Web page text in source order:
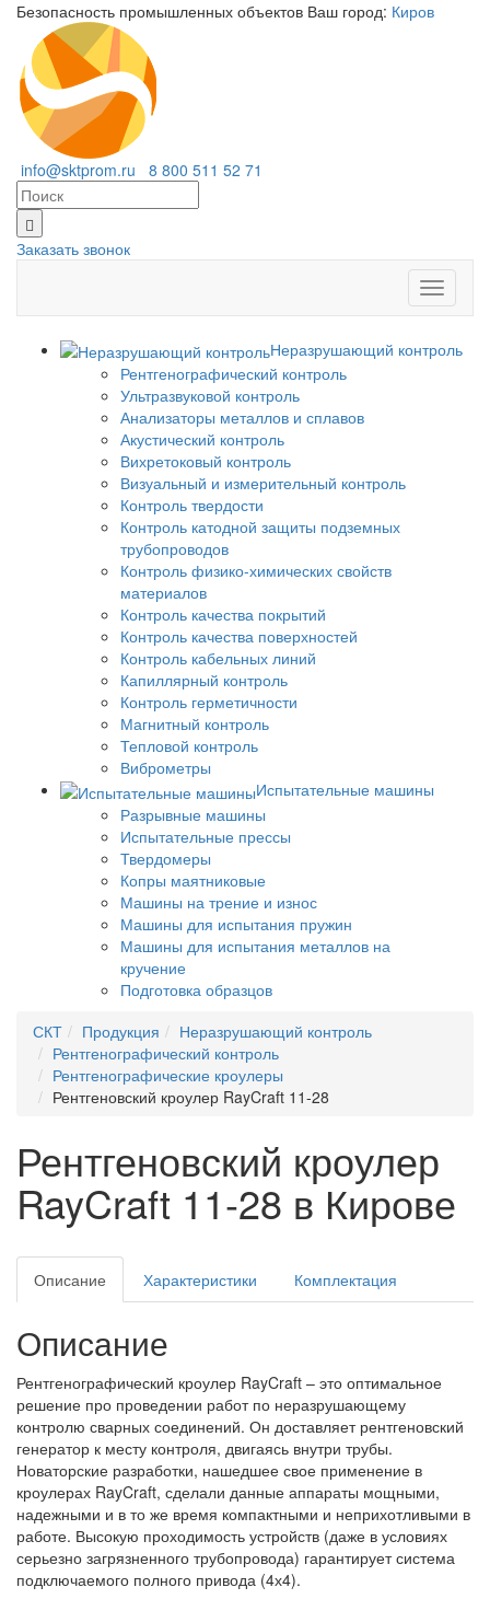
Безопасность промышленных объектов Ваш город: Киров
info@sktprom.ru 8 800 511 52 71
Заказать звонок
Неразрушающий контроль
Рентгенографический контроль
Ультразвуковой контроль
Анализаторы металлов и сплавов
Акустический контроль
Вихретоковый контроль
Визуальный и измерительный контроль
Контроль твердости
Контроль катодной защиты подземных
трубопроводов
Контроль физико-химических свойств
материалов
Контроль качества покрытий
Контроль качества поверхностей
Контроль кабельных линий
Капиллярный контроль
Контроль герметичности
Магнитный контроль
Тепловой контроль
Виброметры
Испытательные машины
Разрывные машины
Испытательные прессы
Твердомеры
Копры маятниковые
Машины на трение и износ
Машины для испытания пружин
Машины для испытания металлов на
кручение
Подготовка образцов
СКТ
Продукция
Неразрушающий контроль
Рентгенографический контроль
Рентгенографические кроулеры
Рентгеновский кроулер RayCraft 11-28
Рентгеновский кроулер
RayCraft 11-28 в Кирове
Описание Характеристики Комплектация
Описание
Рентгенографический кроулер RayCraft – это оптимальное
решение про проведении работ по неразрушающему
контролю сварных соединений. Он доставляет рентгеновский
генератор к месту контроля, двигаясь внутри трубы.
Новаторские разработки, нашедшее свое применение в
кроулерах RayCraft, сделали данные аппараты мощными,
надежными и в то же время компактными и неприхотливыми в
работе. Высокую проходимость устройств (даже в условиях
серьезно загрязненного трубопровода) гарантирует система
подключаемого полного привода (4х4).